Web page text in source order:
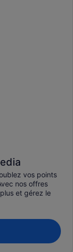
vos points
nos offres
et gérez le